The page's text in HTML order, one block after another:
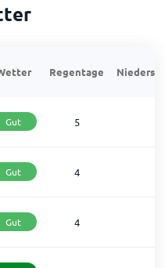
Regentage
Gut 5
Gut 4
Gut 4